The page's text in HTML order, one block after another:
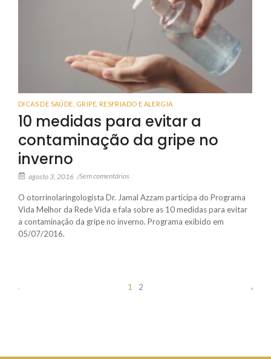
DICAS DE SAÚDE GRIPE, RESFRIADO E ALERGIA
10 medidas para evitar a
contaminação da gripe no
inverno
agosto 3, 2016 /Sem comentários
O otorrinolaringologista Dr. Jamal Azzam participa do Programa
Vida Melhor da Rede Vida e fala sobre as 10 medidas para evitar
a contaminação da gripe no inverno. Programa exibido em
05/07/2016.
1 2